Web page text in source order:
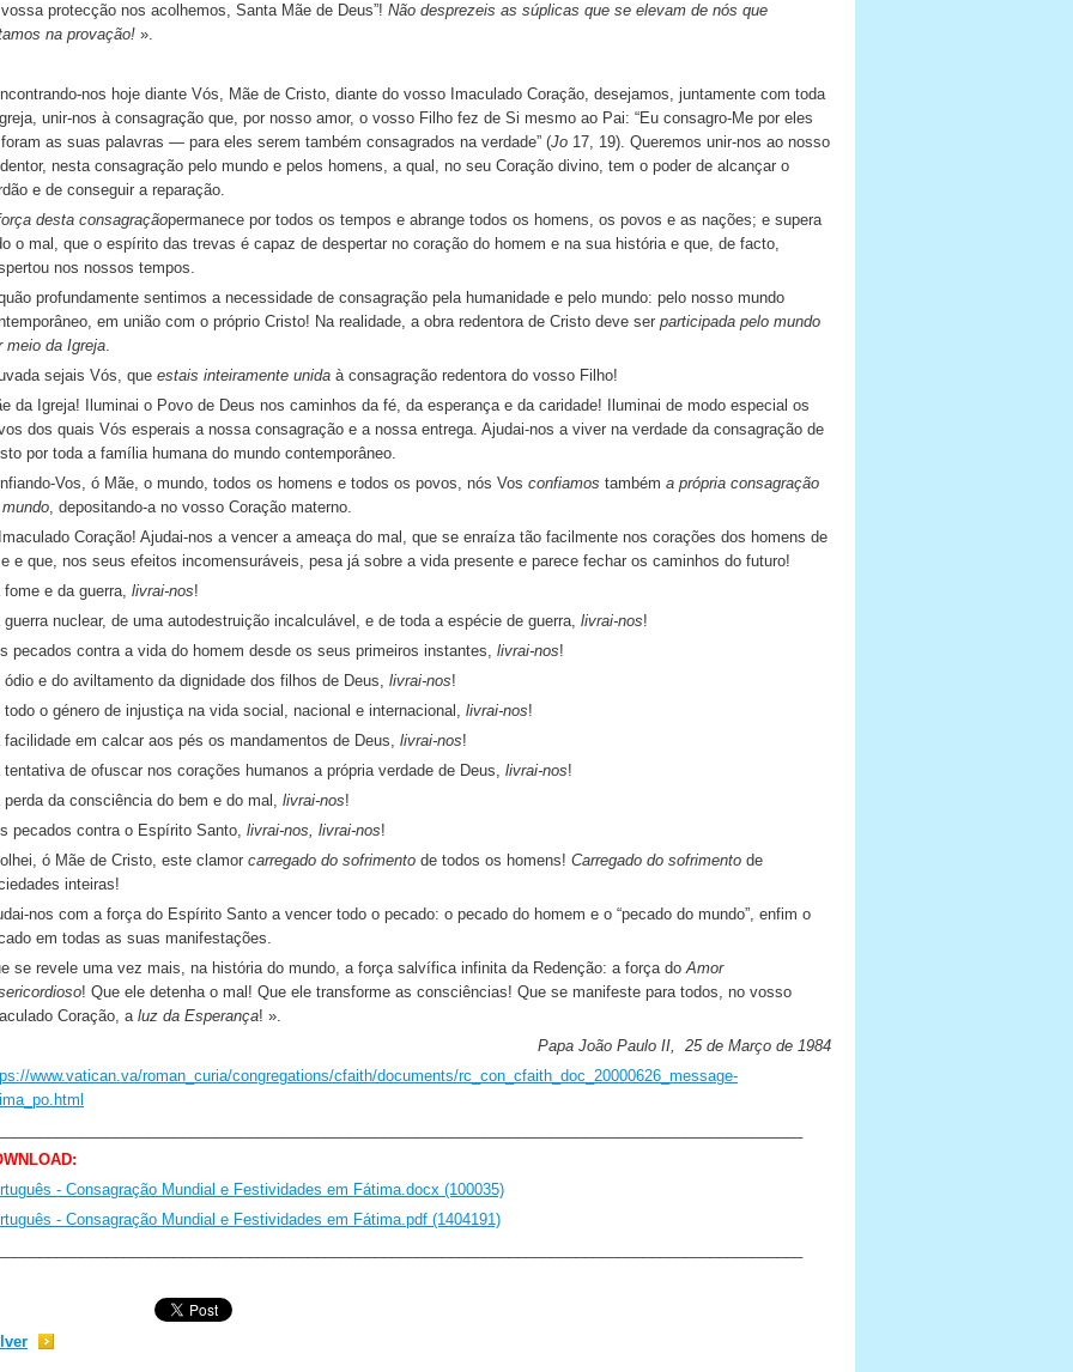
vossa protecção nos acolhemos, Santa Mãe de Deus”! Não desprezeis as súplicas que se elevam de nós que
na provação! ».
nos hoje diante Vós, Mãe de Cristo, diante do vosso Imaculado Coração, desejamos, juntamente com toda
unir-nos à consagração que, por nosso amor, o vosso Filho fez de Si mesmo ao Pai: “Eu consagro-Me por eles
as suas palavras — para eles serem também consagrados na verdade” (Jo 17, 19). Queremos unir-nos ao nosso
nesta consagração pelo mundo e pelos homens, a qual, no seu Coração divino, tem o poder de alcançar o
e de conseguir a reparação.
desta consagraçãopermanece por todos os tempos e abrange todos os homens, os povos e as nações; e supera
o mal, que o espírito das trevas é capaz de despertar no coração do homem e na sua história e que, de facto,
nos nossos tempos.
profundamente sentimos a necessidade de consagração pela humanidade e pelo mundo: pelo nosso mundo
em união com o próprio Cristo! Na realidade, a obra redentora de Cristo deve ser participada pelo mundo
meio da Igreja.
sejais Vós, que estais inteiramente unida à consagração redentora do vosso Filho!
da Igreja! Iluminai o Povo de Deus nos caminhos da fé, da esperança e da caridade! Iluminai de modo especial os
dos quais Vós esperais a nossa consagração e a nossa entrega. Ajudai-nos a viver na verdade da consagração de
por toda a família humana do mundo contemporâneo.
Vos, ó Mãe, o mundo, todos os homens e todos os povos, nós Vos confiamos também a própria consagração
, depositando-a no vosso Coração materno.
Coração! Ajudai-nos a vencer a ameaça do mal, que se enraíza tão facilmente nos corações dos homens de
e que, nos seus efeitos incomensuráveis, pesa já sobre a vida presente e parece fechar os caminhos do futuro!
fome e da guerra, livrai-nos!
guerra nuclear, de uma autodestruição incalculável, e de toda a espécie de guerra, livrai-nos!
pecados contra a vida do homem desde os seus primeiros instantes, livrai-nos!
ódio e do aviltamento da dignidade dos filhos de Deus, livrai-nos!
todo o género de injustiça na vida social, nacional e internacional, livrai-nos!
facilidade em calcar aos pés os mandamentos de Deus, livrai-nos!
tentativa de ofuscar nos corações humanos a própria verdade de Deus, livrai-nos!
perda da consciência do bem e do mal, livrai-nos!
pecados contra o Espírito Santo, livrai-nos, livrai-nos!
ó Mãe de Cristo, este clamor carregado do sofrimento de todos os homens! Carregado do sofrimento de
inteiras!
nos com a força do Espírito Santo a vencer todo o pecado: o pecado do homem e o “pecado do mundo”, enfim o
em todas as suas manifestações.
se revele uma vez mais, na história do mundo, a força salvífica infinita da Redenção: a força doAmor
! Que ele detenha o mal! Que ele transforme as consciências! Que se manifeste para todos, no vosso
Coração, a luz da Esperança! ».
Papa João Paulo II, 25 de Março de 1984
www.vatican.va/roman_curia/congregations/cfaith/documents/rc_con_cfaith_doc_20000626_message-
- Consagração Mundial e Festividades em Fátima.docx (100035)
- Consagração Mundial e Festividades em Fátima.pdf (1404191)